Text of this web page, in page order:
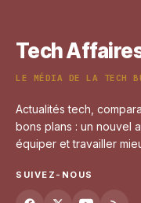
Tech
LE MÉDIA DE LA TECH
Actualités tech,
bons plans : un nouvel
équiper et travailler
SUIVEZ-NOUS